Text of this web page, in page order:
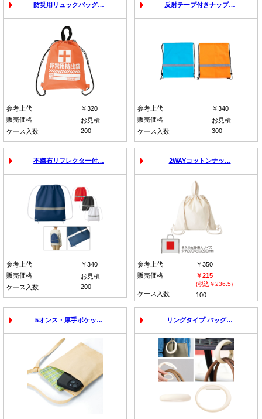
防災用リュックバッグ…
参考上代
￥320
販売価格
お見積
ケース入数
200
反射テープ付きナップ…
参考上代
￥340
販売価格
お見積
ケース入数
300
不織布リフレクター付…
参考上代
￥340
販売価格
お見積
ケース入数
200
2WAYコットンナッ…
参考上代
￥350
販売価格
￥215
(税込￥236.5)
ケース入数 100
5オンス・厚手ポケッ… リングタイプ バッグ…